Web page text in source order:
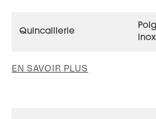
Quincaillerie
EN SAVOIR PLUS